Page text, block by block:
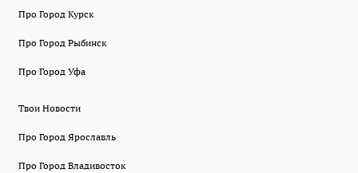
Про Город Курск
Про Город Рыбинск
Про Город Уфа
Твои Новости
Про Город Ярославль
Про Город Владивосток